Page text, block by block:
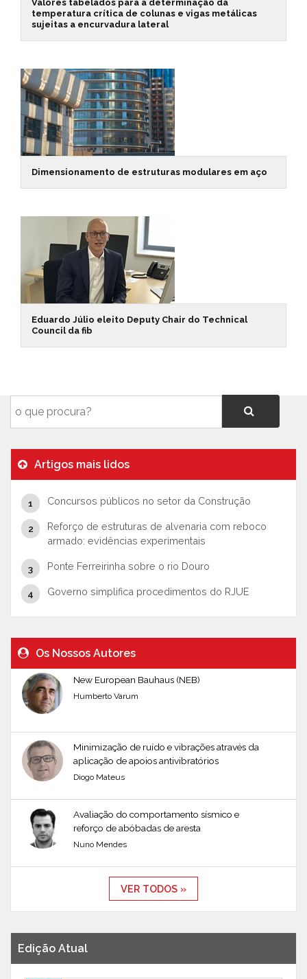
Valores tabelados para a determinação da
temperatura crítica de colunas e vigas metálicas
sujeitas a encurvadura lateral
Dimensionamento de estruturas modulares em aço
Eduardo Júlio eleito Deputy Chair do Technical
Council da fib
Artigos mais lidos
Concursos públicos no setor da Construção
Reforço de estruturas de alvenaria com reboco
armado: evidências experimentais
Ponte Ferreirinha sobre o rio Douro
Governo simplifica procedimentos do RJUE
Os Nossos Autores
New European Bauhaus (NEB)
Humberto Varum
Minimização de ruído e vibrações através da
aplicação de apoios antivibratórios
Diogo Mateus
Avaliação do comportamento sísmico e
reforço de abóbadas de aresta
Nuno Mendes
VER TODOS »
Edição Atual